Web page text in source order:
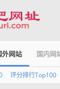
外网站 国内网
评分排行Top100